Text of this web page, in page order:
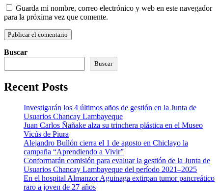
Guarda mi nombre, correo electrónico y web en este navegador
para la próxima vez que comente.
Buscar
Buscar
Recent Posts
Investigarán los 4 últimos años de gestión en la Junta de
Usuarios Chancay Lambayeque
Juan Carlos Ñañake alza su trinchera plástica en el Museo
Vicús de Piura
Alejandro Bullón cierra el 1 de agosto en Chiclayo la
campaña “Aprendiendo a Vivir”
Conformarán comisión para evaluar la gestión de la Junta de
Usuarios Chancay Lambayeque del período 2021–2025
En el hospital Almanzor Aguinaga extirpan tumor pancreático
raro a joven de 27 años